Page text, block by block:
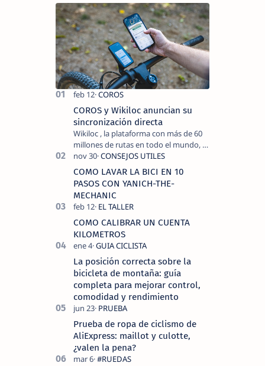
COROS y Wikiloc anuncian su
sincronización directa
Wikiloc , la plataforma con más de 60
millones de rutas en todo el mundo, y
COROS , marca de dispositivos GPS
reconocida mundialmente por su
tecnolo…
COMO LAVAR LA BICI EN 10
PASOS CON YANICH-THE-
MECHANIC
COMO CALIBRAR UN CUENTA
KILOMETROS
La posición correcta sobre la
bicicleta de montaña: guía
completa para mejorar control,
comodidad y rendimiento
Prueba de ropa de ciclismo de
AliExpress: maillot y culotte,
¿valen la pena?